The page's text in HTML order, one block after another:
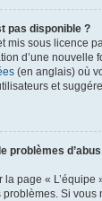
pas disponible ?
mis sous licence
d’une nouvelle
(en anglais) où
et
problèmes
page « L’équipe
Si vous